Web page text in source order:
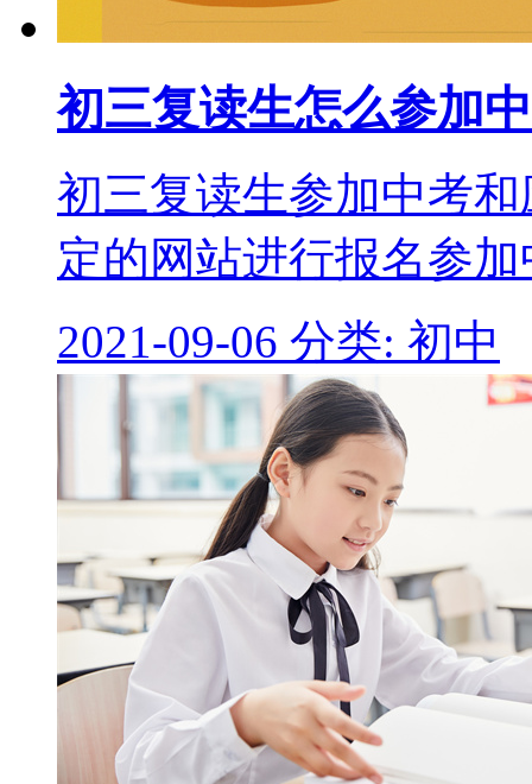
初三复读生怎么参加
初三复读生参加中考
定的网站进行报名参
2021-09-06 分类: 初中